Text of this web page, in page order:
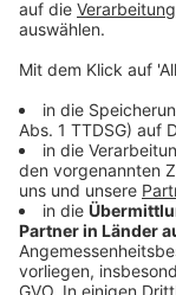
Farben im
Anzeige
Wir